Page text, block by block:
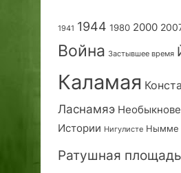
1941 1944 1980 2000
Война Застывшее время
Каламая
Ласнамяэ
Истории Нигулисте Нымме
Ратушная площадь